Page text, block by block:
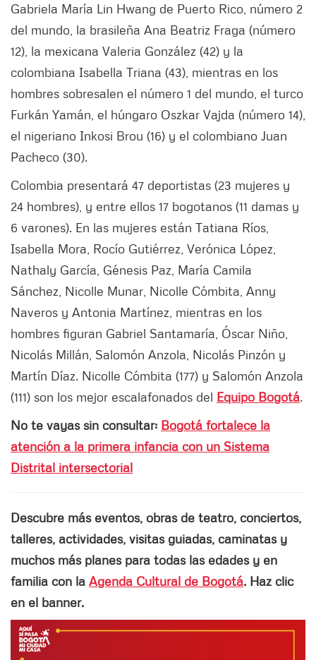
Gabriela María Lin Hwang de Puerto Rico, número 2
del mundo, la brasileña Ana Beatriz Fraga (número
12), la mexicana Valeria González (42) y la
colombiana Isabella Triana (43), mientras en los
hombres sobresalen el número 1 del mundo, el turco
Furkán Yamán, el húngaro Oszkar Vajda (número 14),
el nigeriano Inkosi Brou (16) y el colombiano Juan
Pacheco (30).
Colombia presentará 47 deportistas (23 mujeres y
24 hombres), y entre ellos 17 bogotanos (11 damas y
6 varones). En las mujeres están Tatiana Ríos,
Isabella Mora, Rocío Gutiérrez, Verónica López,
Nathaly García, Génesis Paz, María Camila
Sánchez, Nicolle Munar, Nicolle Cómbita, Anny
Naveros y Antonia Martínez, mientras en los
hombres figuran Gabriel Santamaría, Óscar Niño,
Nicolás Millán, Salomón Anzola, Nicolás Pinzón y
Martín Díaz. Nicolle Cómbita (177) y Salomón Anzola
(111) son los mejor escalafonados del Equipo Bogotá.
No te vayas sin consultar: Bogotá fortalece la
atención a la primera infancia con un Sistema
Distrital intersectorial
Descubre más eventos, obras de teatro, conciertos,
talleres, actividades, visitas guiadas, caminatas y
muchos más planes para todas las edades y en
familia con la Agenda Cultural de Bogotá. Haz clic
en el banner.